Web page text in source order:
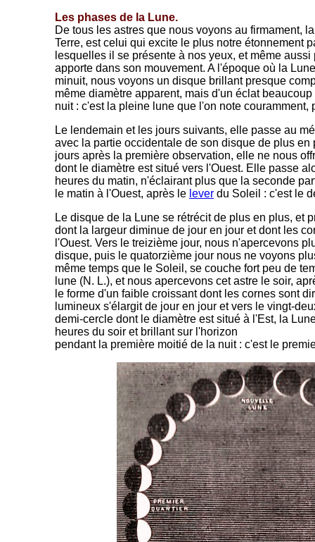
Les phases de la Lune.
De tous les astres que nous voyons au firmament,
Terre, est celui qui excite le plus notre étonnement
lesquelles il se présente à nos yeux, et même
apporte dans son mouvement. A l'époque où la
minuit, nous voyons un disque brillant presque
même diamètre apparent, mais d'un éclat
nuit : c'est la pleine lune que l'on note couramment,
Le lendemain et les jours suivants, elle passe au
avec la partie occidentale de son disque de plus en
jours après la première observation, elle ne nous
dont le diamètre est situé vers l'Ouest. Elle passe
heures du matin, n'éclairant plus que la seconde
le matin à l'Ouest, après le lever du Soleil : c'est le
Le disque de la Lune se rétrécit de plus en plus, et
dont la largeur diminue de jour en jour et dont les
l'Ouest. Vers le treizième jour, nous n'apercevons
disque, puis le quatorzième jour nous ne voyons
même temps que le Soleil, se couche fort peu de
lune (N. L.), et nous apercevons cet astre le soir,
le forme d'un faible croissant dont les cornes sont
lumineux s'élargit de jour en jour et vers le vingt-
demi-cercle dont le diamètre est situé à l'Est, la
heures du soir et brillant sur l'horizon
pendant la première moitié de la nuit : c'est le